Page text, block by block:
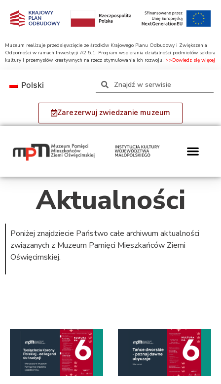
Muzeum realizuje przedsięwzięcie ze środków Krajowego Planu Odbudowy i Zwiększenia
Odporności w ramach Inwestycji A2.5.1: Program wspierania działalności podmiotów sektora
kultury i przemysłów kreatywnych na rzecz stymulowania ich rozwoju. >>Dowiedz się więcej
Zarezerwuj zwiedzanie muzeum
Polski
Aktualności
Poniżej znajdziecie Państwo całe archiwum aktualności
związanych z Muzeum Pamięci Mieszkańców Ziemi
Oświęcimskiej.